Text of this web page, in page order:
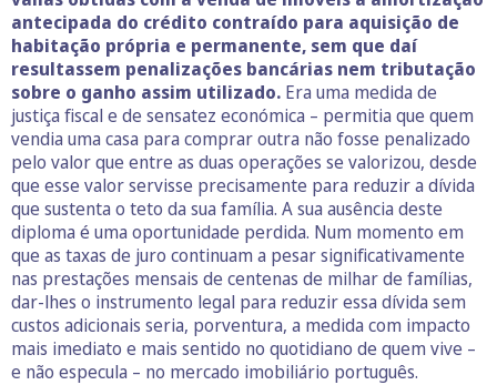
antecipada do crédito contraído para aquisição de
habitação própria e permanente, sem que daí
resultassem penalizações bancárias nem tributação
sobre o ganho assim utilizado. Era uma medida de
justiça fiscal e de sensatez económica – permitia que quem
vendia uma casa para comprar outra não fosse penalizado
pelo valor que entre as duas operações se valorizou, desde
que esse valor servisse precisamente para reduzir a dívida
que sustenta o teto da sua família. A sua ausência deste
diploma é uma oportunidade perdida. Num momento em
que as taxas de juro continuam a pesar significativamente
nas prestações mensais de centenas de milhar de famílias,
dar-lhes o instrumento legal para reduzir essa dívida sem
custos adicionais seria, porventura, a medida com impacto
mais imediato e mais sentido no quotidiano de quem vive –
e não especula – no mercado imobiliário português.